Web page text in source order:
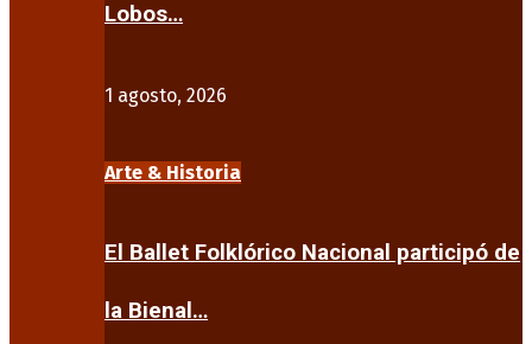
Lobos…
1 agosto, 2026
Arte & Historia
El Ballet Folklórico Nacional participó de
la Bienal…